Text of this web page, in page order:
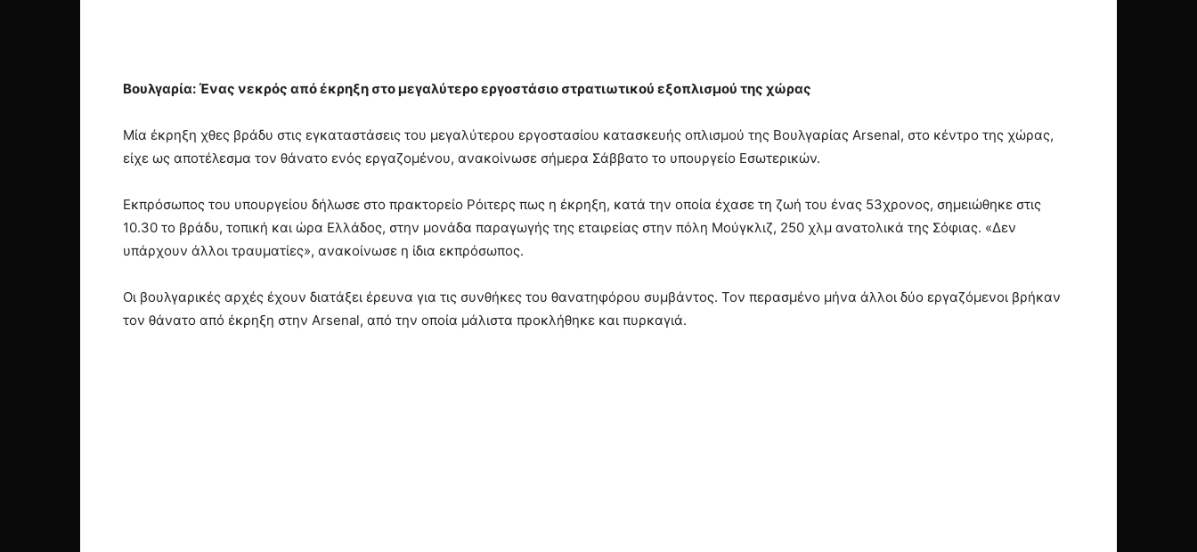
Βουλγαρία: Ένας νεκρός από έκρηξη στο μεγαλύτερο εργοστάσιο στρατιωτικού εξοπλισμού της χώρας
Μία έκρηξη χθες βράδυ στις εγκαταστάσεις του μεγαλύτερου εργοστασίου κατασκευής οπλισμού της Βουλγαρίας Arsenal, στο κέντρο της χώρας,
είχε ως αποτέλεσμα τον θάνατο ενός εργαζομένου, ανακοίνωσε σήμερα Σάββατο το υπουργείο Εσωτερικών.
Εκπρόσωπος του υπουργείου δήλωσε στο πρακτορείο Ρόιτερς πως η έκρηξη, κατά την οποία έχασε τη ζωή του ένας 53χρονος, σημειώθηκε στις
10.30 το βράδυ, τοπική και ώρα Ελλάδος, στην μονάδα παραγωγής της εταιρείας στην πόλη Μούγκλιζ, 250 χλμ ανατολικά της Σόφιας. «Δεν
υπάρχουν άλλοι τραυματίες», ανακοίνωσε η ίδια εκπρόσωπος.
Οι βουλγαρικές αρχές έχουν διατάξει έρευνα για τις συνθήκες του θανατηφόρου συμβάντος. Τον περασμένο μήνα άλλοι δύο εργαζόμενοι βρήκαν
τον θάνατο από έκρηξη στην Arsenal, από την οποία μάλιστα προκλήθηκε και πυρκαγιά.